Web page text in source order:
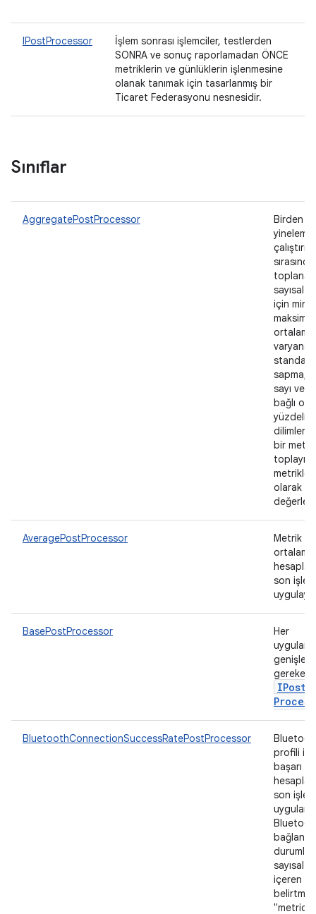
IPostProcessor
İşlem sonrası işlemciler, testlerden
SONRA ve sonuç raporlamadan ÖNCE
metriklerin ve günlüklerin işlenmesine
olanak tanımak için tasarlanmış bir
Ticaret Federasyonu nesnesidir.
Sınıflar
AggregatePostProcessor
Birden
sırasında
toplanan
sayısal
için
varyans,
standart
sapma,
sayı ve
bağlı
yüzdelik
dilimleri
bir metrik
olarak
AveragePostProcessor
Metrik
son
BasePostProcessor
Her
gereken
IPost
BluetoothConnectionSuccessRatePostProcessor
profili
başarı
son
bağlantı
sayısal
içeren
"metric-